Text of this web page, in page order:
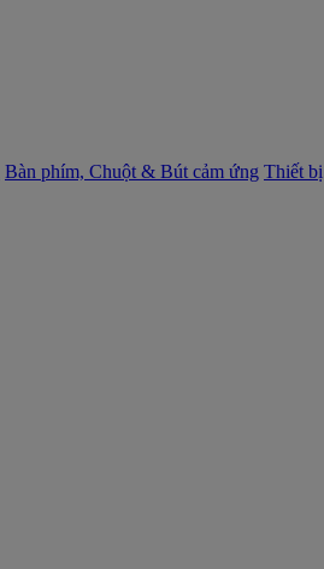
Bàn phím, Chuột & Bút cảm ứng Thiết